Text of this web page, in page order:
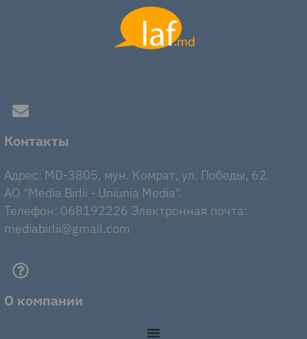
Контакты
Адрес: MD-3805, мун. Комрат, ул. Победы, 62.
AO "Media Birlii - Uniunia Media".
Телефон: 068192226 Электронная почта:
mediabirlii@gmail.com
О компании